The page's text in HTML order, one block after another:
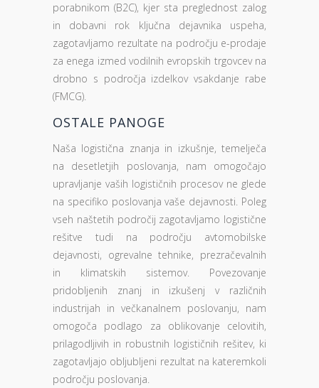
porabnikom (B2C), kjer sta preglednost zalog
in dobavni rok ključna dejavnika uspeha,
zagotavljamo rezultate na področju e-prodaje
za enega izmed vodilnih evropskih trgovcev na
drobno s področja izdelkov vsakdanje rabe
(FMCG).
OSTALE PANOGE
Naša logistična znanja in izkušnje, temelječa
na desetletjih poslovanja, nam omogočajo
upravljanje vaših logističnih procesov ne glede
na specifiko poslovanja vaše dejavnosti. Poleg
vseh naštetih področij zagotavljamo logistične
rešitve tudi na področju avtomobilske
dejavnosti, ogrevalne tehnike, prezračevalnih
in klimatskih sistemov. Povezovanje
pridobljenih znanj in izkušenj v različnih
industrijah in večkanalnem poslovanju, nam
omogoča podlago za oblikovanje celovitih,
prilagodljivih in robustnih logističnih rešitev, ki
zagotavljajo obljubljeni rezultat na kateremkoli
področju poslovanja.